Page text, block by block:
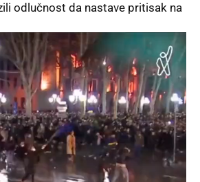
odlučnost da nastave pritisak na